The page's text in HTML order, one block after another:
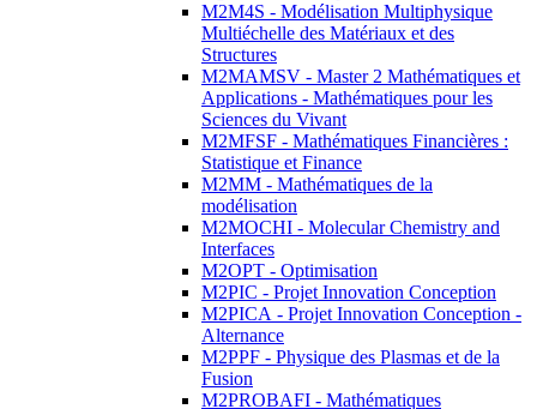
M2M4S - Modélisation Multiphysique
Multiéchelle des Matériaux et des
Structures
M2MAMSV - Master 2 Mathématiques et
Applications - Mathématiques pour les
Sciences du Vivant
M2MFSF - Mathématiques Financières :
Statistique et Finance
M2MM - Mathématiques de la
modélisation
M2MOCHI - Molecular Chemistry and
Interfaces
M2OPT - Optimisation
M2PIC - Projet Innovation Conception
M2PICA - Projet Innovation Conception -
Alternance
M2PPF - Physique des Plasmas et de la
Fusion
M2PROBAFI - Mathématiques